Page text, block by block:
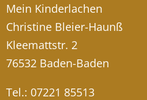
Mein Kinderlachen
Christine Bleier-Haunß
Kleemattstr. 2
76532 Baden-Baden
Tel.: 07221 85513